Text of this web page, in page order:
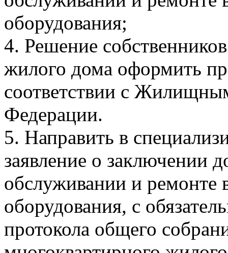
оборудования;
4. Решение
жилого дома оформить
соответствии с
Федерации.
5. Направить в
заявление о заключении
обслуживании и ремонте
оборудования, с
протокола общего